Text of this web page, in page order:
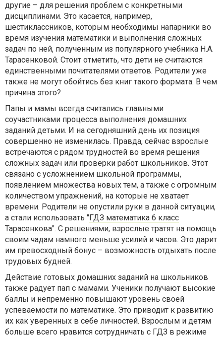
другие – для решения проблем с конкретными
дисциплинами. Это касается, например,
шестиклассников, которым необходимы напарники во
время изучения математики и выполнения сложных
задач по ней, полученным из популярного учебника Н.А.
Тарасенковой. Стоит отметить, что дети не считаются
единственными почитателями ответов. Родители уже
также не могут обойтись без книг такого формата. В чем
причина этого?
Папы и мамы всегда считались главными
соучастниками процесса выполнения домашних
заданий детьми. И на сегодняшний день их позиция
совершенно не изменилась. Правда, сейчас взрослые
встречаются с рядом трудностей во время решения
сложных задач или проверки работ школьников. Этот
связано с усложнением школьной программы,
появлением множества новых тем, а также с огромным
количеством упражнений, на которые не хватает
времени. Родители не опустили руки в данной ситуации,
а стали использовать "ГДЗ математика 6 класс
Тарасенкова". С решениями, взрослые тратят на помощь
своим чадам намного меньше усилий и часов. Это дарит
им превосходный бонус – возможность отдыхать после
трудовых будней.
Действие готовых домашних заданий на школьников
также радует пап с мамами. Ученики получают высокие
баллы и непременно повышают уровень своей
успеваемости по математике. Это приводит к развитию
их как уверенных в себе личностей. Взрослым и детям
больше всего нравится сотрудничать с ГДЗ в режиме